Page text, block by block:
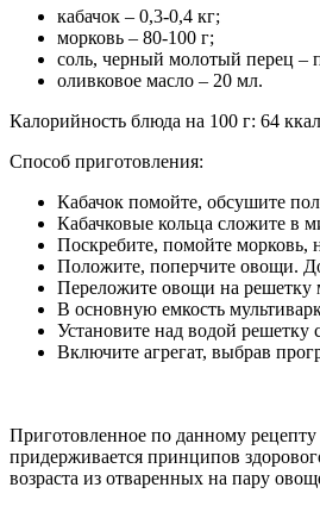
кабачок – 0,3-0,4 кг;
морковь – 80-100 г;
соль, черный молотый перец –
оливковое масло – 20 мл.
Калорийность блюда на 100 г: 64
Способ приготовления:
Кабачок помойте, обсушите
Кабачковые кольца сложите в
Поскребите, помойте морковь,
Положите, поперчите овощи.
Переложите овощи на решетку
В основную емкость
Установите над водой решетку
Включите агрегат, выбрав
Приготовленное по данному
придерживается принципов
возраста из отваренных на пару